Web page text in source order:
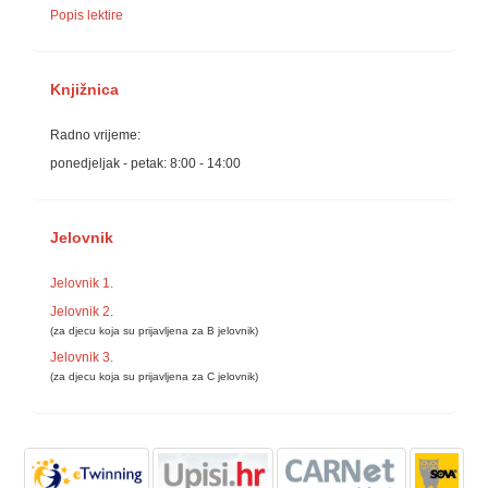
Popis lektire
Knjižnica
Radno vrijeme:
ponedjeljak - petak: 8:00 - 14:00
Jelovnik
Jelovnik 1.
Jelovnik 2.
(za djecu koja su prijavljena za B jelovnik)
Jelovnik 3.
(za djecu koja su prijavljena za C jelovnik)